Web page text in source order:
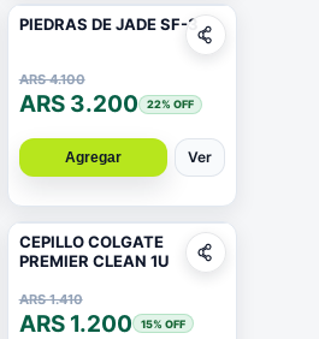
PIEDRAS DE JADE SF-3
ARS 4.100
ARS 3.200 22% OFF
Agregar Ver
CEPILLO COLGATE
PREMIER CLEAN 1U
ARS 1.410
ARS 1.200 15% OFF